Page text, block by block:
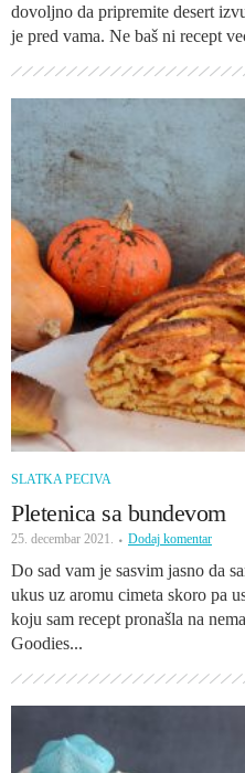
dovoljno da pripremite desert
je pred vama. Ne baš ni recept
SLATKA PECIVA
Pletenica sa bundevom
25. decembar 2021. Dodaj komentar
Do sad vam je sasvim jasno da
ukus uz aromu cimeta skoro pa
koju sam recept pronašla na
Goodies...